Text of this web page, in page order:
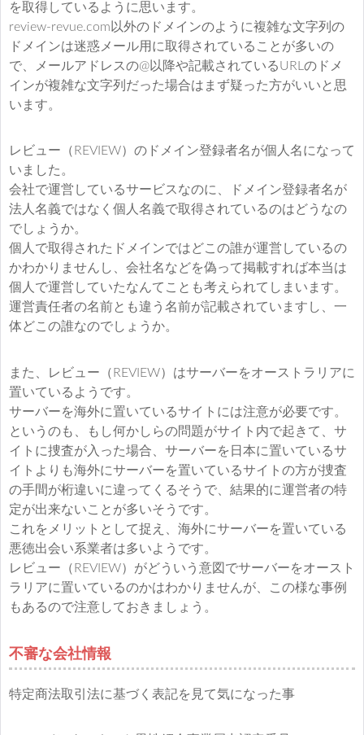
を取得しているように思います。
review-revue.com以外のドメインのように複雑な文字列の
ドメインは迷惑メール用に取得されていることが多いの
で、メールアドレスの@以降や記載されているURLのドメ
インが複雑な文字列だった場合はまず疑った方がいいと思
います。
レビュー（REVIEW）のドメイン登録者名が個人名になって
いました。
会社で運営しているサービスなのに、ドメイン登録者名が
法人名義ではなく個人名義で取得されているのはどうなの
でしょうか。
個人で取得されたドメインではどこの誰が運営しているの
かわかりませんし、会社名などを偽って掲載すれば本当は
個人で運営していたなんてことも考えられてしまいます。
運営責任者の名前とも違う名前が記載されていますし、一
体どこの誰なのでしょうか。
また、レビュー（REVIEW）はサーバーをオーストラリアに
置いているようです。
サーバーを海外に置いているサイトには注意が必要です。
というのも、もし何かしらの問題がサイト内で起きて、サ
イトに捜査が入った場合、サーバーを日本に置いているサ
イトよりも海外にサーバーを置いているサイトの方が捜査
の手間が桁違いに違ってくるそうで、結果的に運営者の特
定が出来ないことが多いそうです。
これをメリットとして捉え、海外にサーバーを置いている
悪徳出会い系業者は多いようです。
レビュー（REVIEW）がどういう意図でサーバーをオースト
ラリアに置いているのかはわかりませんが、この様な事例
もあるので注意しておきましょう。
不審な会社情報
特定商法取引法に基づく表記を見て気になった事